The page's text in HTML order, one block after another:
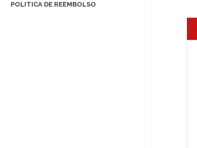
POLITICA DE REEMBOLSO